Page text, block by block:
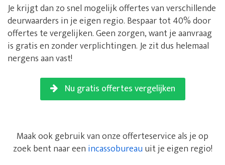
Je krijgt dan zo snel mogelijk offertes van verschillende
deurwaarders in je eigen regio. Bespaar tot 40% door
offertes te vergelijken. Geen zorgen, want je aanvraag
is gratis en zonder verplichtingen. Je zit dus helemaal
nergens aan vast!
Nu gratis offertes vergelijken
Maak ook gebruik van onze offerteservice als je op
zoek bent naar een incassobureau uit je eigen regio!